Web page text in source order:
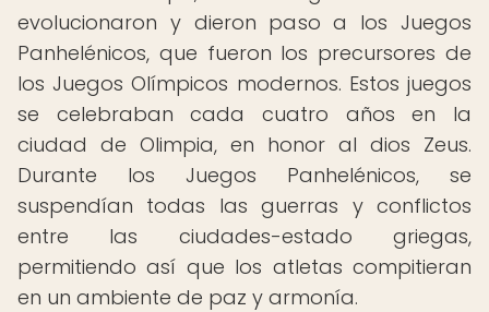
evolucionaron y dieron paso a los Juegos
Panhelénicos, que fueron los precursores de
los Juegos Olímpicos modernos. Estos juegos
se celebraban cada cuatro años en la
ciudad de Olimpia, en honor al dios Zeus.
Durante los Juegos Panhelénicos, se
suspendían todas las guerras y conflictos
entre las ciudades-estado griegas,
permitiendo así que los atletas compitieran
en un ambiente de paz y armonía.